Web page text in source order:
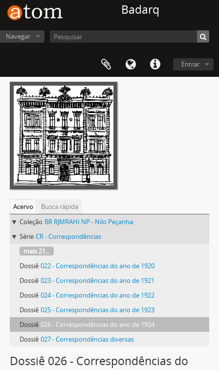
Badarq
Navegar
Entrar
Acervo
Busca rápida
Coleção BR RJMRAHI NP - Nilo Peçanha
Série CR - Correspondências
mais 21...
Dossiê 022 - Correspondências do ano de 1920
Dossiê 023 - Correspondências do ano de 1921
Dossiê 024 - Correspondências do ano de 1922
Dossiê 025 - Correspondências do ano de 1923
Dossiê 026 - Correspondências do ano de 1924
Dossiê 027 - Correspondências diversas
Dossiê 026 - Correspondências do